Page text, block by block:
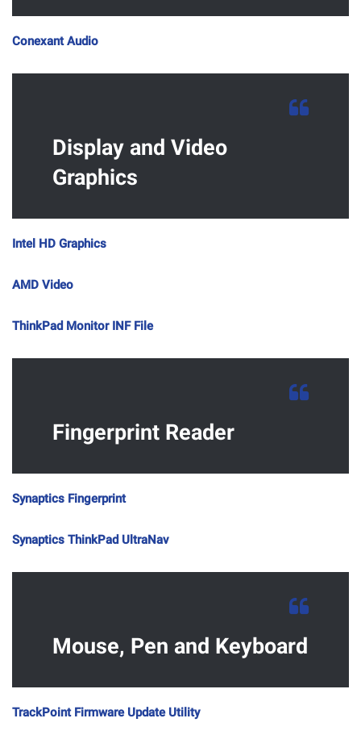
Conexant Audio
Display and Video
Graphics
Intel HD Graphics
AMD Video
ThinkPad Monitor INF File
Fingerprint Reader
Synaptics Fingerprint
Synaptics ThinkPad UltraNav
Mouse, Pen and Keyboard
TrackPoint Firmware Update Utility